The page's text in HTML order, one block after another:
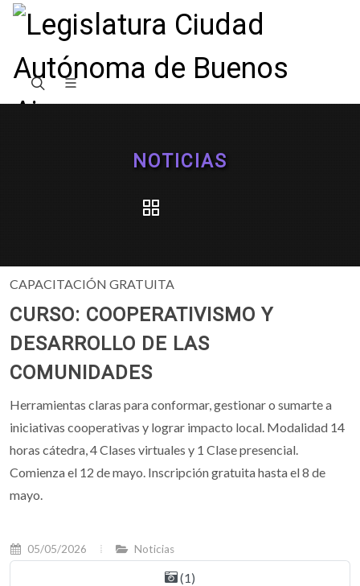
NOTICIAS
CAPACITACIÓN GRATUITA
CURSO: COOPERATIVISMO Y
DESARROLLO DE LAS
COMUNIDADES
Herramientas claras para conformar, gestionar o sumarte a
iniciativas cooperativas y lograr impacto local. Modalidad 14
horas cátedra, 4 Clases virtuales y 1 Clase presencial.
Comienza el 12 de mayo. Inscripción gratuita hasta el 8 de
mayo.
05/05/2026 Noticias
(1)